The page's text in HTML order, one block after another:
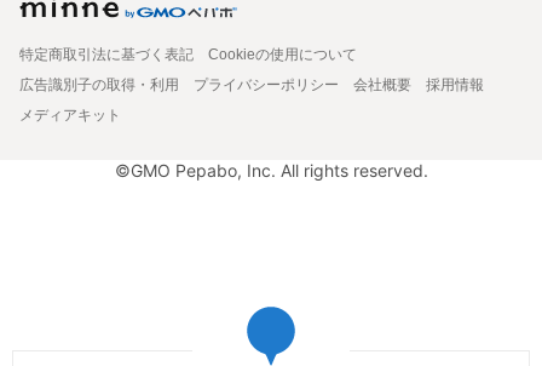
特定商取引法に基づく表記
Cookieの使用について
広告識別子の取得・利用
プライバシーポリシー 会社概要
採用情報
メディアキット
©GMO Pepabo, Inc. All rights reserved.